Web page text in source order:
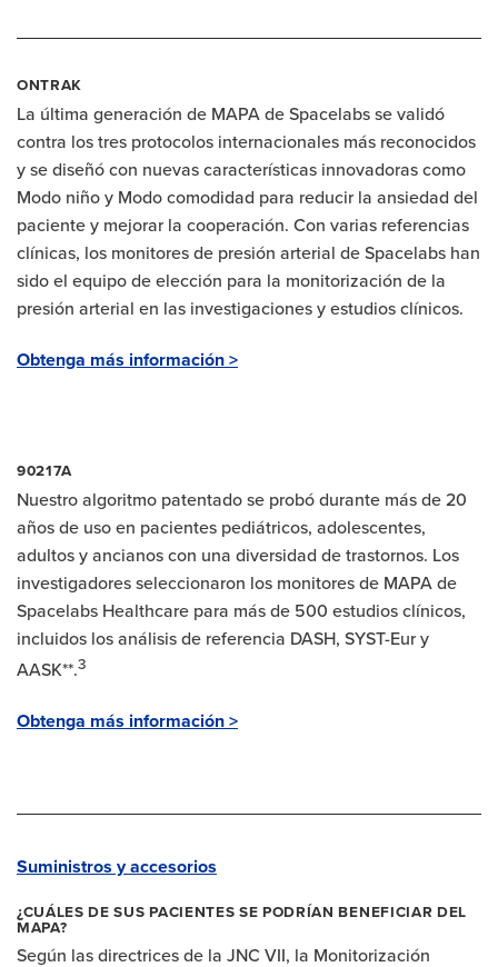
ONTRAK
La última generación de MAPA de Spacelabs se validó
contra los tres protocolos internacionales más reconocidos
y se diseñó con nuevas características innovadoras como
Modo niño y Modo comodidad para reducir la ansiedad del
paciente y mejorar la cooperación. Con varias referencias
clínicas, los monitores de presión arterial de Spacelabs han
sido el equipo de elección para la monitorización de la
presión arterial en las investigaciones y estudios clínicos.
Obtenga más información >
90217A
Nuestro algoritmo patentado se probó durante más de 20
años de uso en pacientes pediátricos, adolescentes,
adultos y ancianos con una diversidad de trastornos. Los
investigadores seleccionaron los monitores de MAPA de
Spacelabs Healthcare para más de 500 estudios clínicos,
incluidos los análisis de referencia DASH, SYST-Eur y
AASK**.3
Obtenga más información >
Suministros y accesorios
¿CUÁLES DE SUS PACIENTES SE PODRÍAN BENEFICIAR DEL
MAPA?
Según las directrices de la JNC VII, la Monitorización